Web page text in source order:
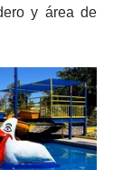
y área de